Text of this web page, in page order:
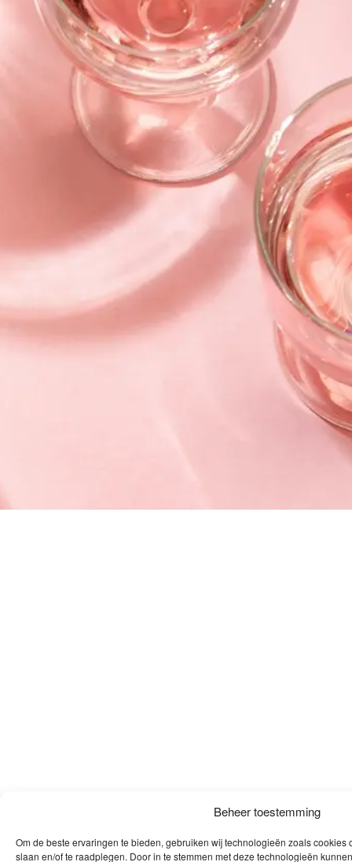
Beheer toestemming
Om de beste ervaringen te bieden, gebruiken wij technologieën zoals cookies
slaan en/of te raadplegen. Door in te stemmen met deze technologieën